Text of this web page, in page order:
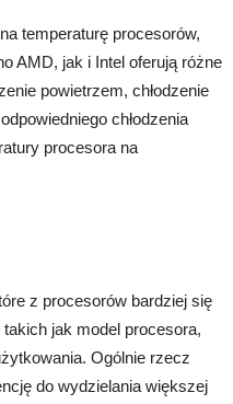
temperaturę procesorów,
AMD, jak i Intel oferują różne
powietrzem, chłodzenie
chłodzenia
procesora na
z procesorów bardziej się
jak model procesora,
Ogólnie rzecz
do wydzielania większej